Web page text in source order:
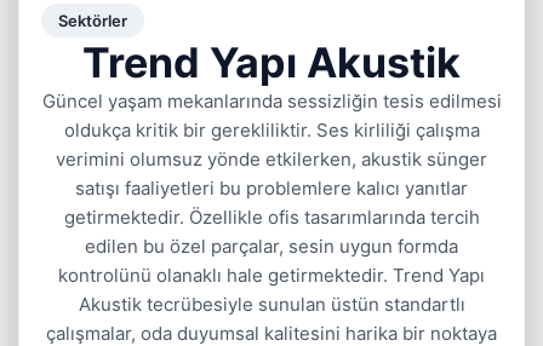
Sektörler
Trend Yapı Akustik
Güncel yaşam mekanlarında sessizliğin tesis edilmesi
oldukça kritik bir gerekliliktir. Ses kirliliği çalışma
verimini olumsuz yönde etkilerken, akustik sünger
satışı faaliyetleri bu problemlere kalıcı yanıtlar
getirmektedir. Özellikle ofis tasarımlarında tercih
edilen bu özel parçalar, sesin uygun formda
kontrolünü olanaklı hale getirmektedir. Trend Yapı
Akustik tecrübesiyle sunulan üstün standartlı
çalışmalar, oda duyumsal kalitesini harika bir noktaya